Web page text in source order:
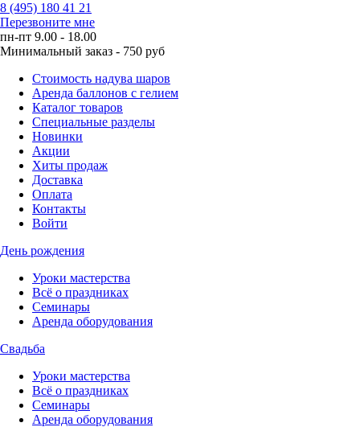
8 (495) 180 41 21
Перезвоните мне
пн-пт 9.00 - 18.00
Минимальный заказ - 750 руб
Стоимость надува шаров
Аренда баллонов с гелием
Каталог товаров
Специальные разделы
Новинки
Акции
Хиты продаж
Доставка
Оплата
Контакты
Войти
День рождения
Уроки мастерства
Всё о праздниках
Семинары
Аренда оборудования
Свадьба
Уроки мастерства
Всё о праздниках
Семинары
Аренда оборудования